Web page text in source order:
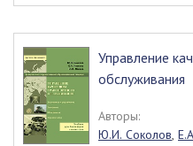
Управление
обслуживания
Авторы:
Ю.И. Соколов,